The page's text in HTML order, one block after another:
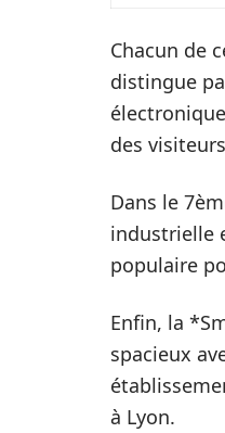
Chacun de
distingue
des
Dans le
industrielle
populaire
Enfin, la
spacieux
à Lyon.